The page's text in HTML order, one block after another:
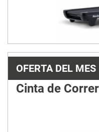
OFERTA DEL MES
Cinta de